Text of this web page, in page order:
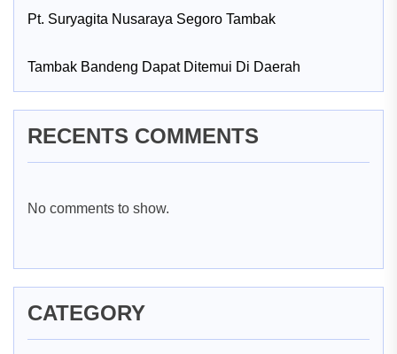
Pt. Suryagita Nusaraya Segoro Tambak
Tambak Bandeng Dapat Ditemui Di Daerah
RECENTS COMMENTS
No comments to show.
CATEGORY